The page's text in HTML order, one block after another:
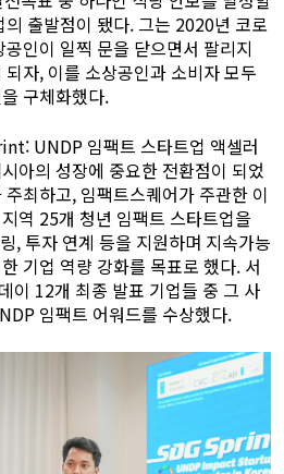
출발점이 됐다. 그는 2020년 코로
인이 일찍 문을 닫으면서 팔리지
자, 이를 소상공인과 소비자 모두
구체화했다.
UNDP 임팩트 스타트업 액셀러
아의 성장에 중요한 전환점이 되었
최하고, 임팩트스퀘어가 주관한 이
역 25개 청년 임팩트 스타트업을
, 투자 연계 등을 지원하며 지속가능
기업 역량 강화를 목표로 했다. 서
이 12개 최종 발표 기업들 중 그 사
임팩트 어워드를 수상했다.